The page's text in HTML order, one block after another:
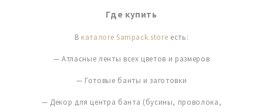
Где купить
В каталоге Sampack.store есть:
— Атласные ленты всех цветов и размеров
— Готовые банты и заготовки
— Декор для центра банта (бусины, проволока,